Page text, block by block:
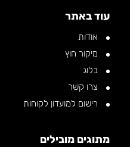
עוד באתר
אודות
מיקור חוץ
בלוג
צרו קשר
רישום למועדון לקוחות
מתוגים מובילים